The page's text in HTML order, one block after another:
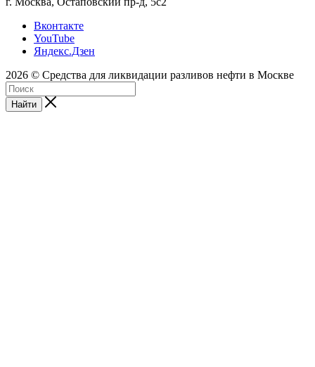
Вконтакте
YouTube
Яндекс.Дзен
2026 © Средства для ликвидации разливов нефти в Москве
Найти